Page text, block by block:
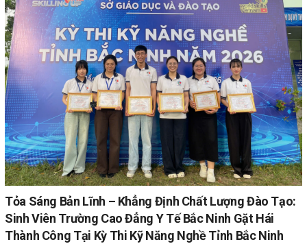
Tỏa Sáng Bản Lĩnh – Khẳng Định Chất Lượng Đào Tạo:
Sinh Viên Trường Cao Đẳng Y Tế Bắc Ninh Gặt Hái
Thành Công Tại Kỳ Thi Kỹ Năng Nghề Tỉnh Bắc Ninh